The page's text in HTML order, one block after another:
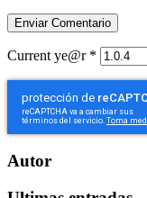
Current ye@r *
Autor